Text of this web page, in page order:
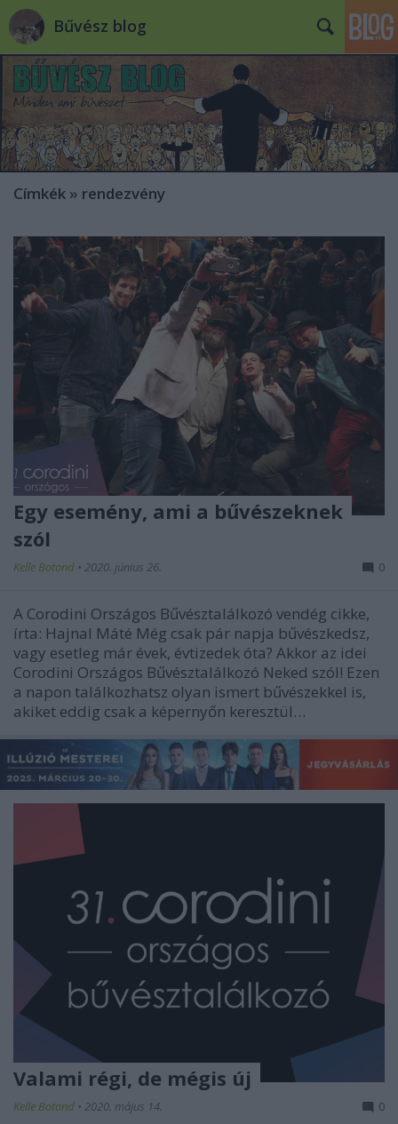
Bűvész blog
Címkék » rendezvény
Egy esemény, ami a bűvészeknek
szól
Kelle Botond • 2020. június 26. 0
A Corodini Országos Bűvésztalálkozó vendég cikke,
írta: Hajnal Máté Még csak pár napja bűvészkedsz,
vagy esetleg már évek, évtizedek óta? Akkor az idei
Corodini Országos Bűvésztalálkozó Neked szól! Ezen
a napon találkozhatsz olyan ismert bűvészekkel is,
akiket eddig csak a képernyőn keresztül…
Valami régi, de mégis új
Kelle Botond • 2020. május 14. 0